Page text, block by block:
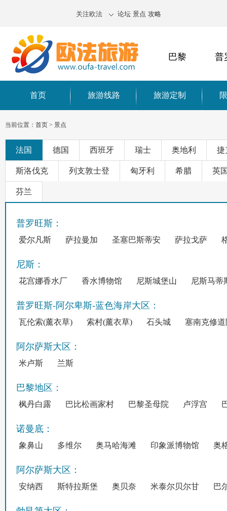
关注欧法 论坛 景点 攻略
巴黎 普
首页 旅游线路 旅游定制
当前位置： 首页 > 景点
法国 德国 西班牙 瑞士 奥地利 捷
斯洛伐克 列支敦士登 匈牙利 希腊 英
芬兰
普罗旺斯：
爱尔凡斯 萨拉曼加 圣塞巴斯蒂安 萨拉戈萨
尼斯：
花宫娜香水厂 香水博物馆 尼斯城堡山 尼斯马蒂
普罗旺斯-阿尔卑斯-蓝色海岸大区：
瓦伦索(薰衣草) 索村(薰衣草) 石头城 塞南克修道
阿尔萨斯大区：
米卢斯 兰斯
巴黎地区：
枫丹白露 巴比松画家村 巴黎圣母院 卢浮宫
诺曼底：
象鼻山 多维尔 奥马哈海滩 印象派博物馆 奥
阿尔萨斯大区：
安纳西 斯特拉斯堡 奥贝奈 米泰尔贝尔甘 巴